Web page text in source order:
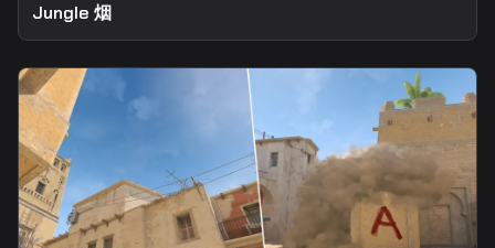
Jungle 烟